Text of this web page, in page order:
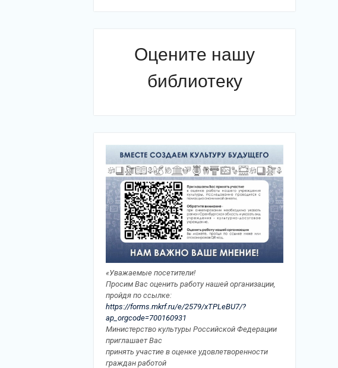
Оцените нашу
библиотеку
«Уважаемые посетители!
Просим Вас оценить работу нашей организации,
пройдя по ссылке:
https://forms.mkrf.ru/e/2579/xTPLeBU7/?
ap_orgcode=700160931
Министерство культуры Российской Федерации
приглашает Вас
принять участие в оценке удовлетворенности
граждан работой